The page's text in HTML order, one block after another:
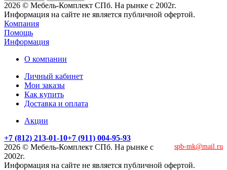
2026 © Мебель-Комплект СПб. На рынке с 2002г.
Информация на сайте не является публичной офертой.
Компания
Помощь
Информация
О компании
Личный кабинет
Мои заказы
Как купить
Доставка и оплата
Акции
+7 (812) 213-01-10+7 (911) 004-95-93
spb-mk@mail.ru
2026 © Мебель-Комплект СПб. На рынке с
2002г.
Информация на сайте не является публичной офертой.